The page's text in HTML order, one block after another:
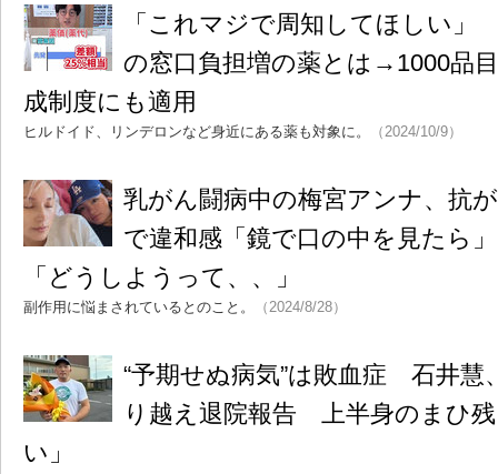
「これマジで周知してほしい
の窓口負担増の薬とは→1000品
成制度にも適用
ヒルドイド、リンデロンなど身近にある薬も対象に。 （2024/10/9）
乳がん闘病中の梅宮アンナ、抗
で違和感「鏡で口の中を見たら
「どうしようって、、」
副作用に悩まされているとのこと。 （2024/8/28）
“予期せぬ病気”は敗血症 石井慧
り越え退院報告 上半身のまひ
い」